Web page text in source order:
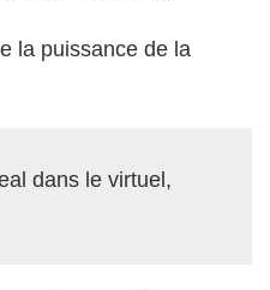
la puissance de la
dans le virtuel,